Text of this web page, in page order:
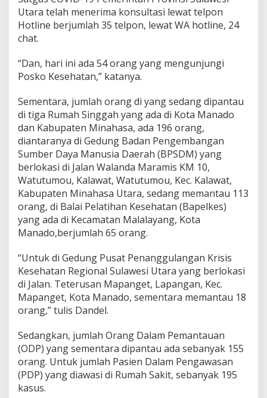
e
s
i
a
r
a
P
e
r
4
J
u
n
i
0
2
0
Utara telah menerima konsultasi lewat telpon
Hotline berjumlah 35 telpon, lewat WA hotline, 24
chat.
“Dan, hari ini ada 54 orang yang mengunjungi
Posko Kesehatan,” katanya.
Sementara, jumlah orang di yang sedang dipantau
di tiga Rumah Singgah yang ada di Kota Manado
dan Kabupaten Minahasa, ada 196 orang,
diantaranya di Gedung Badan Pengembangan
Sumber Daya Manusia Daerah (BPSDM) yang
berlokasi di Jalan Walanda Maramis KM 10,
Watutumou, Kalawat, Watutumou, Kec. Kalawat,
Kabupaten Minahasa Utara, sedang memantau 113
orang, di Balai Pelatihan Kesehatan (Bapelkes)
yang ada di Kecamatan Malalayang, Kota
Manado,berjumlah 65 orang.
“Untuk di Gedung Pusat Penanggulangan Krisis
Kesehatan Regional Sulawesi Utara yang berlokasi
di Jalan. Teterusan Mapanget, Lapangan, Kec.
Mapanget, Kota Manado, sementara memantau 18
orang,” tulis Dandel.
Sedangkan, jumlah Orang Dalam Pemantauan
(ODP) yang sementara dipantau ada sebanyak 155
orang. Untuk jumlah Pasien Dalam Pengawasan
(PDP) yang diawasi di Rumah Sakit, sebanyak 195
kasus.